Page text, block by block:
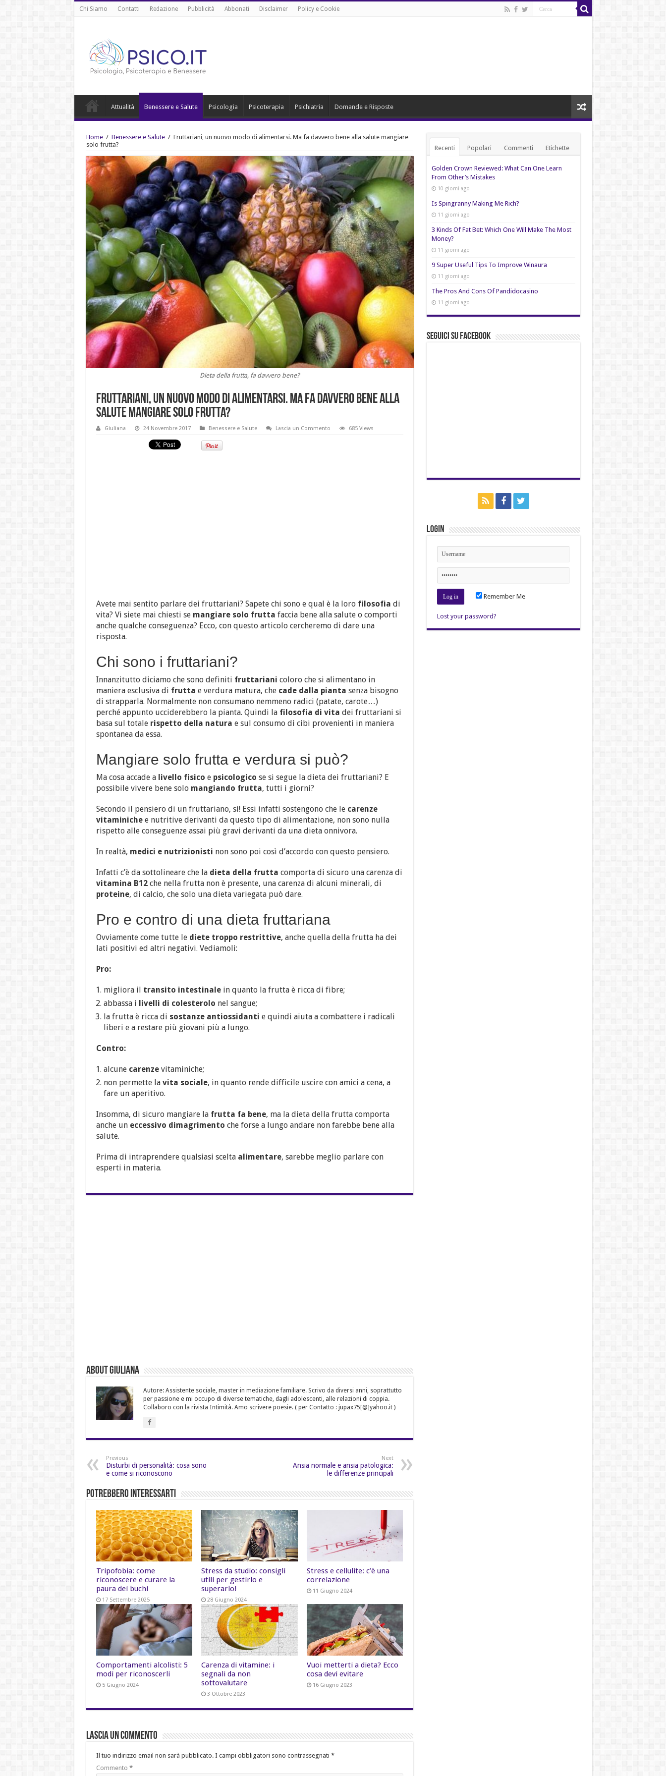
Chi Siamo Contatti Redazione Pubblicità Abbonati Disclaimer Policy e Cookie
Attualità Benessere e Salute Psicologia Psicoterapia Psichiatria Domande e Risposte
Home / Benessere e Salute / Fruttariani, un nuovo modo di alimentarsi. Ma fa davvero bene alla salute mangiare
solo frutta?
Dieta della frutta, fa davvero bene?
Fruttariani, un nuovo modo di alimentarsi. Ma fa davvero bene alla
salute mangiare solo frutta?
Giuliana 24 Novembre 2017 Benessere e Salute Lascia un Commento 685 Views
Avete mai sentito parlare dei fruttariani? Sapete chi sono e qual è la loro filosofia di
vita? Vi siete mai chiesti se mangiare solo frutta faccia bene alla salute o comporti
anche qualche conseguenza? Ecco, con questo articolo cercheremo di dare una
risposta.
Chi sono i fruttariani?
Innanzitutto diciamo che sono definiti fruttariani coloro che si alimentano in
maniera esclusiva di frutta e verdura matura, che cade dalla pianta senza bisogno
di strapparla. Normalmente non consumano nemmeno radici (patate, carote…)
perché appunto ucciderebbero la pianta. Quindi la filosofia di vita dei fruttariani si
basa sul totale rispetto della natura e sul consumo di cibi provenienti in maniera
spontanea da essa.
Mangiare solo frutta e verdura si può?
Ma cosa accade a livello fisico e psicologico se si segue la dieta dei fruttariani? E
possibile vivere bene solo mangiando frutta, tutti i giorni?
Secondo il pensiero di un fruttariano, sì! Essi infatti sostengono che le carenze
vitaminichee nutritive derivanti da questo tipo di alimentazione, non sono nulla
rispetto alle conseguenze assai più gravi derivanti da una dieta onnivora.
In realtà, medici e nutrizionisti non sono poi così d’accordo con questo pensiero.
Infatti c’è da sottolineare che la dieta della frutta comporta di sicuro una carenza di
vitamina B12che nella frutta non è presente, una carenza di alcuni minerali, di
proteine, di calcio, che solo una dieta variegata può dare.
Pro e contro di una dieta fruttariana
Ovviamente come tutte le diete troppo restrittive, anche quella della frutta ha dei
lati positivi ed altri negativi. Vediamoli:
Pro:
migliora il transito intestinalein quanto la frutta è ricca di fibre;
abbassa i livelli di colesterolo nel sangue;
la frutta è ricca di sostanze antiossidanti e quindi aiuta a combattere i radicali
liberi e a restare più giovani più a lungo.
Contro:
alcune carenzevitaminiche;
non permette la vita sociale, in quanto rende difficile uscire con amici a cena, a
fare un aperitivo.
Insomma, di sicuro mangiare la frutta fa bene, ma la dieta della frutta comporta
anche un eccessivo dimagrimento che forse a lungo andare non farebbe bene alla
salute.
Prima di intraprendere qualsiasi scelta alimentare, sarebbe meglio parlare con
esperti in materia.
About Giuliana
Autore: Assistente sociale, master in mediazione familiare. Scrivo da diversi anni, soprattutto
per passione e mi occupo di diverse tematiche, dagli adolescenti, alle relazioni di coppia.
Collaboro con la rivista Intimità. Amo scrivere poesie. ( per Contatto : jupax75[@]yahoo.it )
Previous
Disturbi di personalità: cosa sono
e come si riconoscono
Next
Ansia normale e ansia patologica:
le differenze principali
Potrebbero Interessarti
Tripofobia: come
riconoscere e curare la
paura dei buchi
17 Settembre 2025
Stress da studio: consigli
utili per gestirlo e
superarlo!
28 Giugno 2024
Stress e cellulite: c’è una
correlazione
11 Giugno 2024
Comportamenti alcolisti: 5
modi per riconoscerli
5 Giugno 2024
Carenza di vitamine: i
segnali da non
sottovalutare
3 Ottobre 2023
Vuoi metterti a dieta? Ecco
cosa devi evitare
16 Giugno 2023
Lascia un commento
Il tuo indirizzo email non sarà pubblicato. I campi obbligatori sono contrassegnati *
Commento *
Recenti Popolari Commenti Etichette
Golden Crown Reviewed: What Can One Learn
From Other’s Mistakes
10 giorni ago
Is Spingranny Making Me Rich?
11 giorni ago
3 Kinds Of Fat Bet: Which One Will Make The Most
Money?
11 giorni ago
9 Super Useful Tips To Improve Winaura
11 giorni ago
The Pros And Cons Of Pandidocasino
11 giorni ago
Seguici su Facebook
Login
Remember Me
Lost your password?